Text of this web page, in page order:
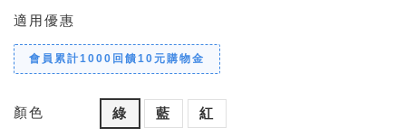
適用優惠
會員累計1000回饋10元購物金
顏色 綠 藍 紅